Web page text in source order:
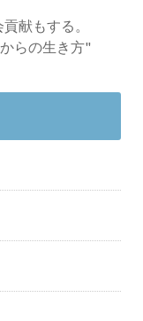
献もする。
らの生き方"